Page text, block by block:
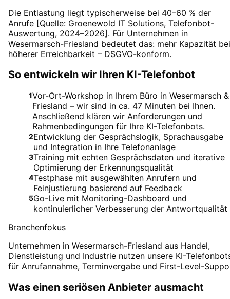
Die Entlastung liegt typischerweise bei 40–60 % der
Anrufe [Quelle: Groenewold IT Solutions, Telefonbot-
Auswertung, 2024–2026]. Für Unternehmen in
Wesermarsch-Friesland bedeutet das: mehr Kapazität bei
höherer Erreichbarkeit – DSGVO-konform.
So entwickeln wir Ihren KI-Telefonbot
1Vor-Ort-Workshop in Ihrem Büro in Wesermarsch &
Friesland – wir sind in ca. 47 Minuten bei Ihnen.
Anschließend klären wir Anforderungen und
Rahmenbedingungen für Ihre KI-Telefonbots.
2Entwicklung der Gesprächslogik, Sprachausgabe
und Integration in Ihre Telefonanlage
3Training mit echten Gesprächsdaten und iterative
Optimierung der Erkennungsqualität
4Testphase mit ausgewählten Anrufern und
Feinjustierung basierend auf Feedback
5Go-Live mit Monitoring-Dashboard und
kontinuierlicher Verbesserung der Antwortqualität
Branchenfokus
Unternehmen in Wesermarsch-Friesland aus Handel,
Dienstleistung und Industrie nutzen unsere KI-
für Anrufannahme, Terminvergabe und First-Level-
Was einen seriösen Anbieter ausmacht